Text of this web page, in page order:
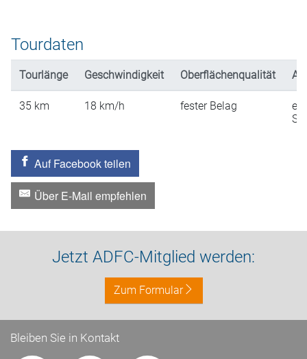
Tourdaten
Tourlänge Geschwindigkeit Oberflächenqualität
35 km 18 km/h fester Belag
Auf Facebook teilen
Über E-Mail empfehlen
Jetzt ADFC-Mitglied werden:
Zum Formular
Bleiben Sie in Kontakt